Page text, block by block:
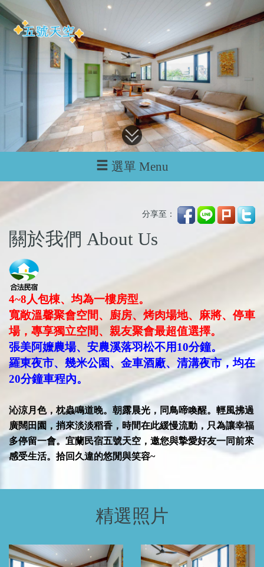
選單 Menu
分享至：
關於我們 About Us
4~8人包棟、均為一樓房型。
寬敞溫馨聚會空間、廚房、烤肉場地、麻將、停車
場，專享獨立空間、親友聚會最超值選擇。
張美阿嬤農場、安農溪落羽松不用10分鐘。
羅東夜市、幾米公園、金車酒廠、清溝夜市，均在
20分鐘車程內。
沁涼月色，枕蟲鳴道晚。朝露晨光，同鳥啼喚醒。輕風拂過
廣闊田園，捎來淡淡稻香，時間在此緩慢流動，只為讓幸福
多停留一會。宜蘭民宿五號天空，邀您與摯愛好友一同前來
感受生活。拾回久違的悠閒與笑容~
精選照片